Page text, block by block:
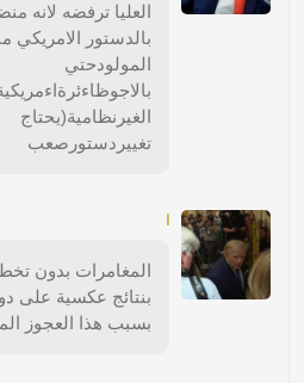
العليا ترفضه لانه
بالدستور الامريكي
المولودحتي
الغيرنظامية(يحتاج
تغييردستورصعب
المغامرات بدون
بنتائج عكسية على
بسبب هذا العجوز